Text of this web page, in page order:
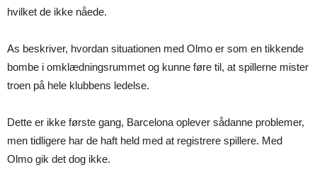
hvilket de ikke nåede.
As beskriver, hvordan situationen med Olmo er som en tikkende
bombe i omklædningsrummet og kunne føre til, at spillerne mister
troen på hele klubbens ledelse.
Dette er ikke første gang, Barcelona oplever sådanne problemer,
men tidligere har de haft held med at registrere spillere. Med
Olmo gik det dog ikke.